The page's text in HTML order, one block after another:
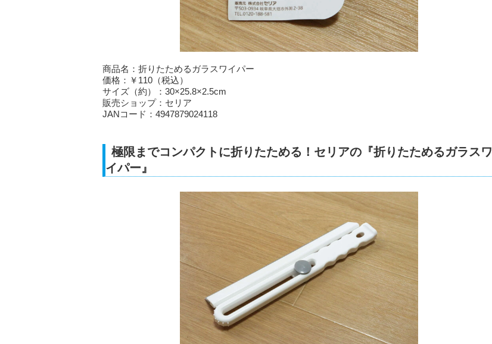
商品名：折りたためるガラスワイパー
価格：￥110（税込）
サイズ（約）：30×25.8×2.5cm
販売ショップ：セリア
JANコード：4947879024118
極限までコンパクトに折りたためる！セリアの『折りたためるガラスワ
イパー』